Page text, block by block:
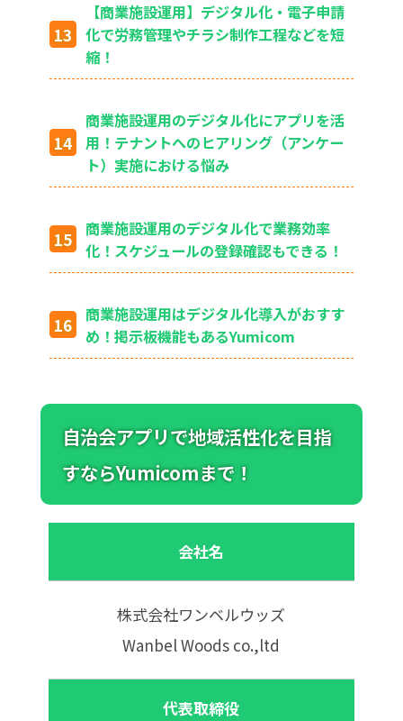
【商業施設運用】デジタル化・電子申請
化で労務管理やチラシ制作工程などを短
縮！
商業施設運用のデジタル化にアプリを活
用！テナントへのヒアリング（アンケー
ト）実施における悩み
商業施設運用のデジタル化で業務効率
化！スケジュールの登録確認もできる！
商業施設運用はデジタル化導入がおすす
め！掲示板機能もあるYumicom
自治会アプリで地域活性化を目指
すならYumicomまで！
会社名
株式会社ワンベルウッズ
Wanbel Woods co.,ltd
代表取締役